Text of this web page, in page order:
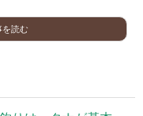
を読む